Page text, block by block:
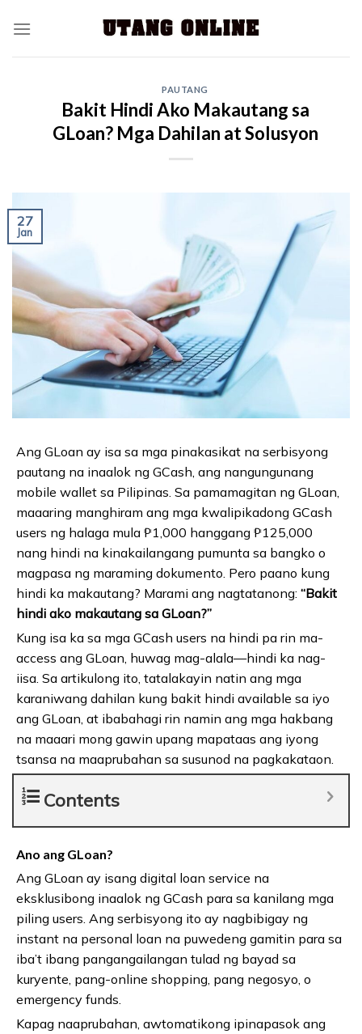
PAUTANG
Bakit Hindi Ako Makautang sa
GLoan? Mga Dahilan at Solusyon
27
Jan
Ang GLoan ay isa sa mga pinakasikat na serbisyong
pautang na inaalok ng GCash, ang nangungunang
mobile wallet sa Pilipinas. Sa pamamagitan ng GLoan,
maaaring manghiram ang mga kwalipikadong GCash
users ng halaga mula ₱1,000 hanggang ₱125,000
nang hindi na kinakailangang pumunta sa bangko o
magpasa ng maraming dokumento. Pero paano kung
hindi ka makautang? Marami ang nagtatanong: “Bakit
hindi ako makautang sa GLoan?”
Kung isa ka sa mga GCash users na hindi pa rin ma-
access ang GLoan, huwag mag-alala—hindi ka nag-
iisa. Sa artikulong ito, tatalakayin natin ang mga
karaniwang dahilan kung bakit hindi available sa iyo
ang GLoan, at ibabahagi rin namin ang mga hakbang
na maaari mong gawin upang mapataas ang iyong
tsansa na maaprubahan sa susunod na pagkakataon.
Contents
Ano ang GLoan?
Ang GLoan ay isang digital loan service na
eksklusibong inaalok ng GCash para sa kanilang mga
piling users. Ang serbisyong ito ay nagbibigay ng
instant na personal loan na puwedeng gamitin para sa
iba’t ibang pangangailangan tulad ng bayad sa
kuryente, pang-online shopping, pang negosyo, o
emergency funds.
Kapag naaprubahan, awtomatikong ipinapasok ang